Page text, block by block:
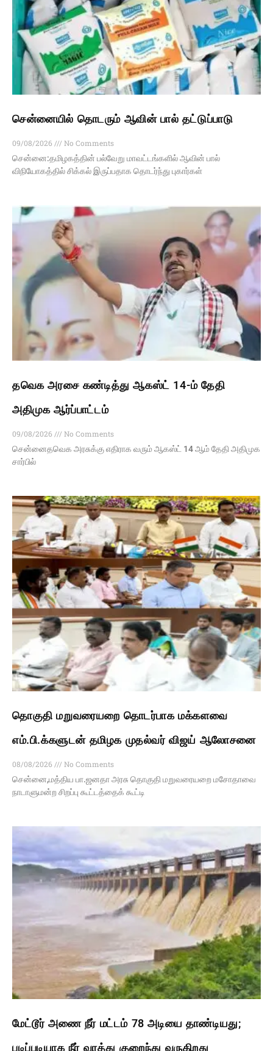
சென்னையில் தொடரும் ஆவின் பால் தட்டுப்பாடு
09/08/2026
No Comments
சென்னை:தமிழகத்தின் பல்வேறு மாவட்டங்களில் ஆவின் பால்
விநியோகத்தில் சிக்கல் இருப்பதாக தொடர்ந்து புகார்கள்
தவெக அரசை கண்டித்து ஆகஸ்ட் 14-ம் தேதி
அதிமுக ஆர்ப்பாட்டம்
09/08/2026
No Comments
சென்னைதவெக அரசுக்கு எதிராக வரும் ஆகஸ்ட் 14 ஆம் தேதி அதிமுக
சார்பில்
தொகுதி மறுவரையறை தொடர்பாக மக்களவை
எம்.பி.க்களுடன் தமிழக முதல்வர் விஜய் ஆலோசனை
08/08/2026
No Comments
சென்னை,மத்திய பா.ஜனதா அரசு தொகுதி மறுவரையறை மசோதாவை
நாடாளுமன்ற சிறப்பு கூட்டத்தைக் கூட்டி
மேட்டூர் அணை நீர் மட்டம் 78 அடியை தாண்டியது;
படிப்படியாக நீர் வரத்து குறைந்து வருகிறது